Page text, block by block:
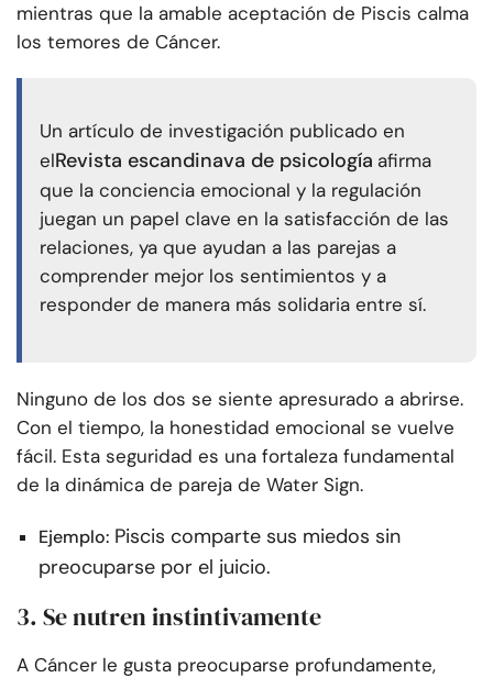
mientras que la amable aceptación de Piscis calma
los temores de Cáncer.
Un artículo de investigación publicado en
elRevista escandinava de psicología afirma
que la conciencia emocional y la regulación
juegan un papel clave en la satisfacción de las
relaciones, ya que ayudan a las parejas a
comprender mejor los sentimientos y a
responder de manera más solidaria entre sí.
Ninguno de los dos se siente apresurado a abrirse.
Con el tiempo, la honestidad emocional se vuelve
fácil. Esta seguridad es una fortaleza fundamental
de la dinámica de pareja de Water Sign.
Ejemplo: Piscis comparte sus miedos sin
preocuparse por el juicio.
3. Se nutren instintivamente
A Cáncer le gusta preocuparse profundamente,